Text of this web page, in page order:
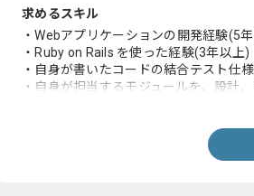
求めるスキル
・Webアプリケーションの開発経験(5
・Ruby on Rails を使った経験(3年以上)
・自身が書いたコードの結合テスト仕
・自身が担当するモジュールを、設計